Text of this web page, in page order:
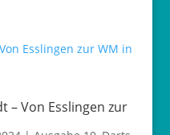
– Von Esslingen zur